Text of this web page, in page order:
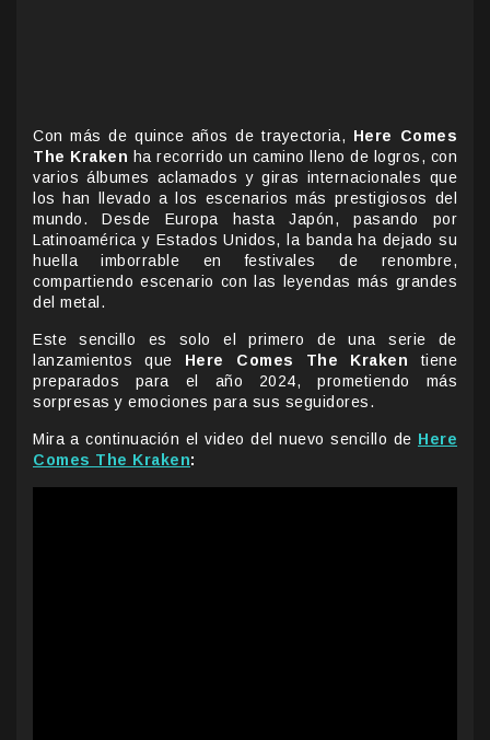
Con más de quince años de trayectoria, Here Comes
The Kraken ha recorrido un camino lleno de logros, con
varios álbumes aclamados y giras internacionales que
los han llevado a los escenarios más prestigiosos del
mundo. Desde Europa hasta Japón, pasando por
Latinoamérica y Estados Unidos, la banda ha dejado su
huella imborrable en festivales de renombre,
compartiendo escenario con las leyendas más grandes
del metal.
Este sencillo es solo el primero de una serie de
lanzamientos que Here Comes The Kraken tiene
preparados para el año 2024, prometiendo más
sorpresas y emociones para sus seguidores.
Mira a continuación el video del nuevo sencillo de Here
Comes The Kraken: